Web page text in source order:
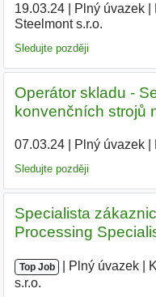
19.03.24| Plný úvazek|
Steelmont s.r.o.
Sledujte později
Operátor skladu -
konvenčních strojů
07.03.24| Plný úvazek|
Sledujte později
Specialista
Processing
Top Job Plný úvazek
s.r.o.